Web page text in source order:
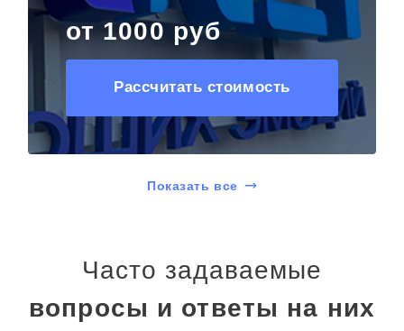
от 1000 руб
Рассчитать стоимость
Показать все
Часто задаваемые
вопросы и ответы на них